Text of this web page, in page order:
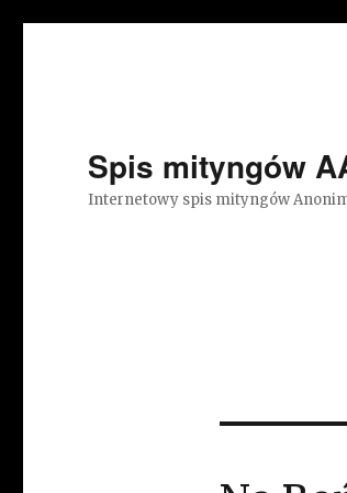
Spis mityngów
Internetowy spis mityngów